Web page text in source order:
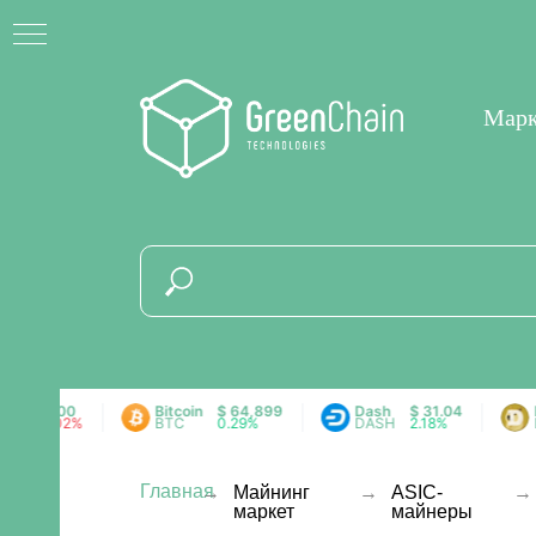
Bitcoin
BTC
$ 64,899
0.29%
Dash
DASH
$ 31.04
2.18%
Главная
Майнинг
маркет
→
ASIC-
майнеры
→ →